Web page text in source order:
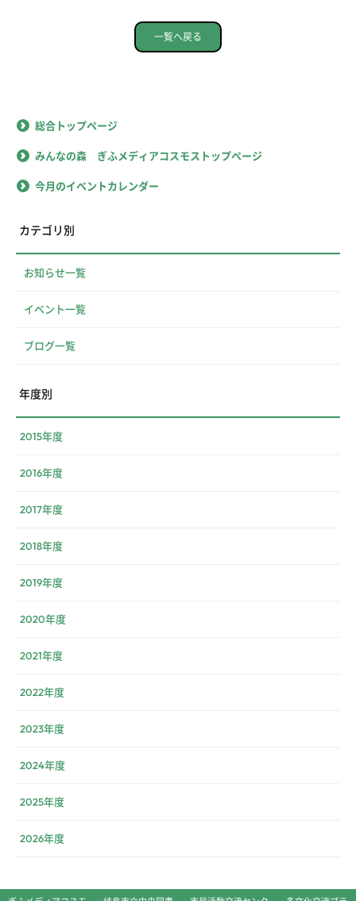
一覧へ戻る
総合トップページ
みんなの森 ぎふメディアコスモストップページ
今月のイベントカレンダー
カテゴリ別
お知らせ一覧
イベント一覧
ブログ一覧
年度別
2015年度
2016年度
2017年度
2018年度
2019年度
2020年度
2021年度
2022年度
2023年度
2024年度
2025年度
2026年度